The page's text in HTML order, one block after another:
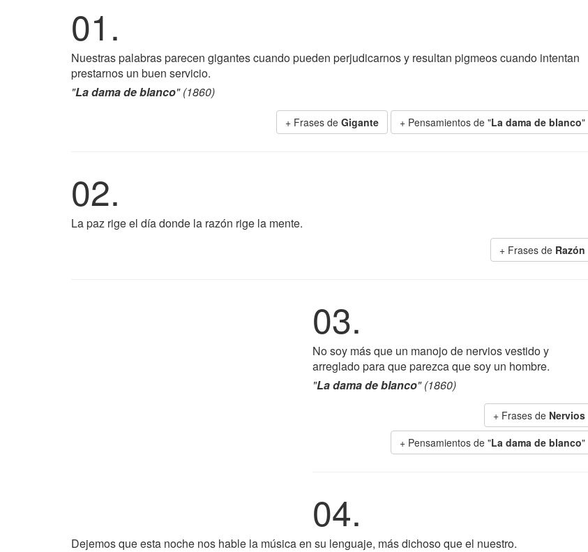
01.
Nuestras palabras parecen gigantes cuando pueden perjudicarnos y resultan pigmeos cuando intentan
prestarnos un buen servicio.
"La dama de blanco" (1860)
+ Frases de Gigante + Pensamientos de "La dama de blanco"
02.
La paz rige el día donde la razón rige la mente.
+ Frases de Razón
03.
No soy más que un manojo de nervios vestido y
arreglado para que parezca que soy un hombre.
"La dama de blanco" (1860)
+ Frases de Nervios
+ Pensamientos de "La dama de blanco"
04.
Dejemos que esta noche nos hable la música en su lenguaje, más dichoso que el nuestro.